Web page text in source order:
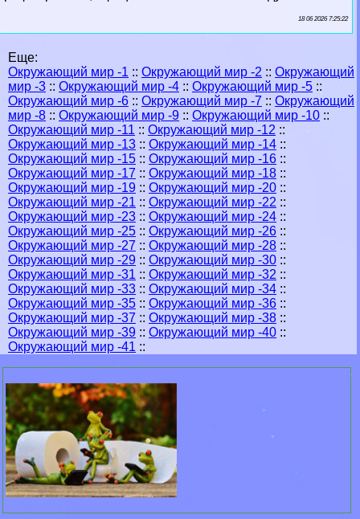
18 06 2026 7:25:22
Еще:
Окружающий мир -1 :: Окружающий мир -2 :: Окружающий
мир -3 :: Окружающий мир -4 :: Окружающий мир -5 ::
Окружающий мир -6 :: Окружающий мир -7 :: Окружающий
мир -8 :: Окружающий мир -9 :: Окружающий мир -10 ::
Окружающий мир -11 :: Окружающий мир -12 ::
Окружающий мир -13 :: Окружающий мир -14 ::
Окружающий мир -15 :: Окружающий мир -16 ::
Окружающий мир -17 :: Окружающий мир -18 ::
Окружающий мир -19 :: Окружающий мир -20 ::
Окружающий мир -21 :: Окружающий мир -22 ::
Окружающий мир -23 :: Окружающий мир -24 ::
Окружающий мир -25 :: Окружающий мир -26 ::
Окружающий мир -27 :: Окружающий мир -28 ::
Окружающий мир -29 :: Окружающий мир -30 ::
Окружающий мир -31 :: Окружающий мир -32 ::
Окружающий мир -33 :: Окружающий мир -34 ::
Окружающий мир -35 :: Окружающий мир -36 ::
Окружающий мир -37 :: Окружающий мир -38 ::
Окружающий мир -39 :: Окружающий мир -40 ::
Окружающий мир -41 ::